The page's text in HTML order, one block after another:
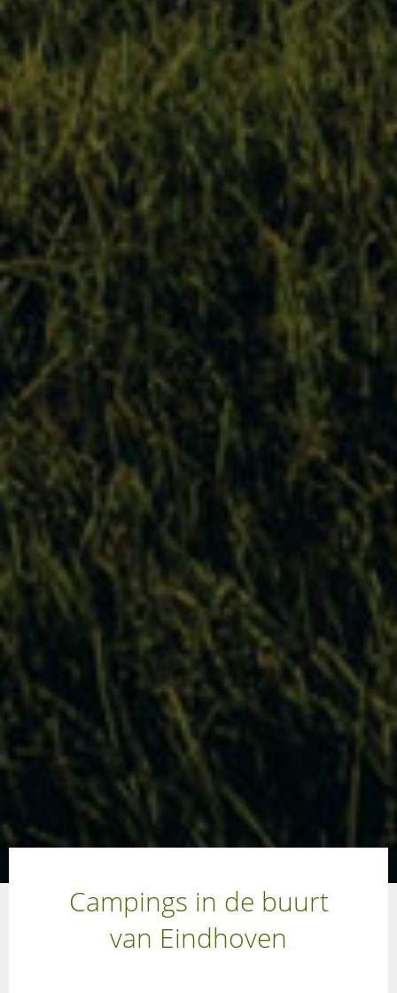
Campings in de buurt
van Eindhoven